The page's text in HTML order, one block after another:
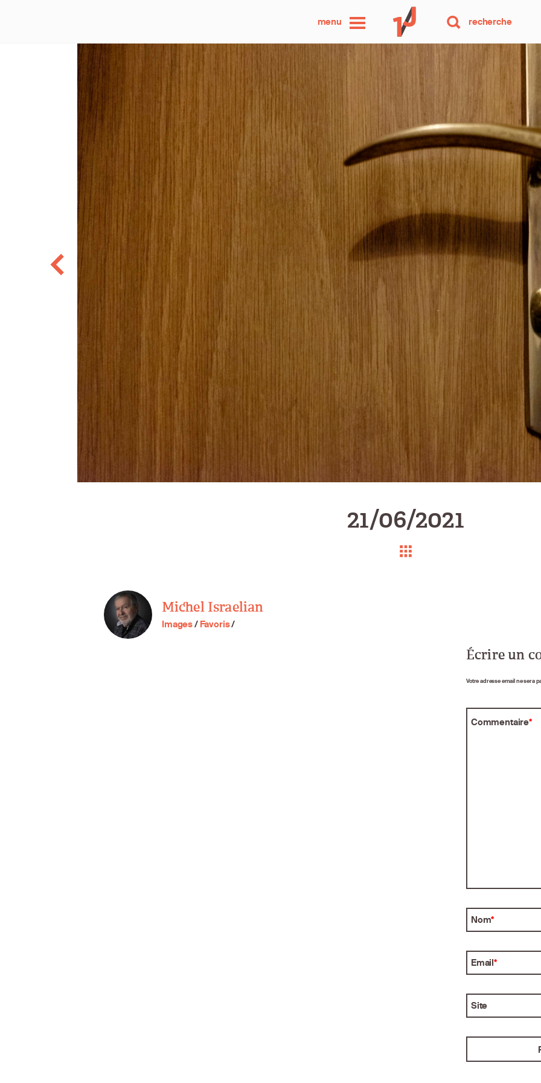
menu
une
photo
par
jour
recherche
21/06/2021
Michel Israelian
Images/ Favoris/
Écrire un
Votre adresse email ne sera
Commentaire*
Nom*
Email*
Site